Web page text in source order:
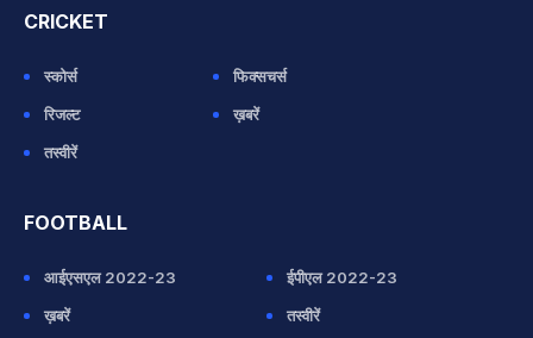
CRICKET
स्कोर्स
फिक्सचर्स
रिजल्ट
ख़बरें
तस्वीरें
FOOTBALL
आईएसएल 2022-23
ईपीएल 2022-23
ख़बरें
तस्वीरें